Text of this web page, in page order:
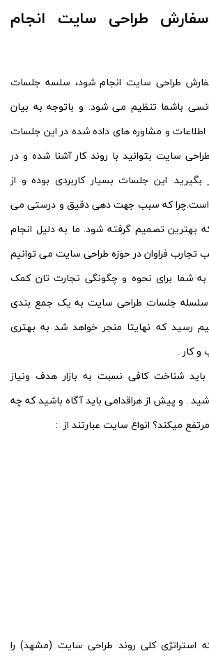
طراحی سایت انجام
طراحی سایت انجام شود، سلسه جلسات
باشما تنظیم می شود. و باتوجه به بیان
اطلاعات و مشاوره های داده شده در این جلسات
سایت بتوانید با روند کار آشنا شده و در
بگیرید. این جلسات بسیار کاربردی بوده و از
است.چرا که سبب جهت دهی دقیق و درستی می
تصمیم گرفته شود. ما به دلیل انجام
تجارب فراوان در حوزه طراحی سایت می توانیم
به شما برای نحوه و چگونگی تجارت تان کمک
سلسله جلسات طراحی سایت به یک جمع بندی
رسید که نهایتا منجر خواهد شد به بهتری
کار .
شناخت کافی نسبت به بازار هدف ونیاز
. و پیش از هراقدامی باید آگاه باشید که چه
میکند؟ انواع سایت عبارتند از :
استراتژی کلی روند طراحی سایت (مشهد) را